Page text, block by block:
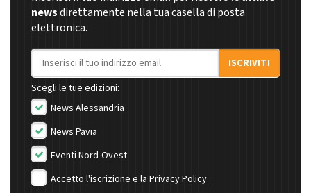
newsdirettamente nella tua casella di posta
elettronica.
Indirizzo email
ISCRIVITI
Scegli le tue edizioni:
News Alessandria
News Pavia
Eventi Nord-Ovest
Accetto l'iscrizione e la Privacy Policy